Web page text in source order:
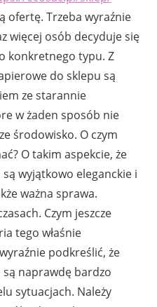
ofertę. Trzeba wyraźnie
więcej osób decyduje się
konkretnego typu. Z
do sklepu są
ze starannie
w żaden sposób nie
środowisko. O czym
O takim aspekcie, że
wyjątkowo eleganckie i
ważna sprawa.
Czym jeszcze
tego właśnie
podkreślić, że
naprawdę bardzo
sytuacjach. Należy